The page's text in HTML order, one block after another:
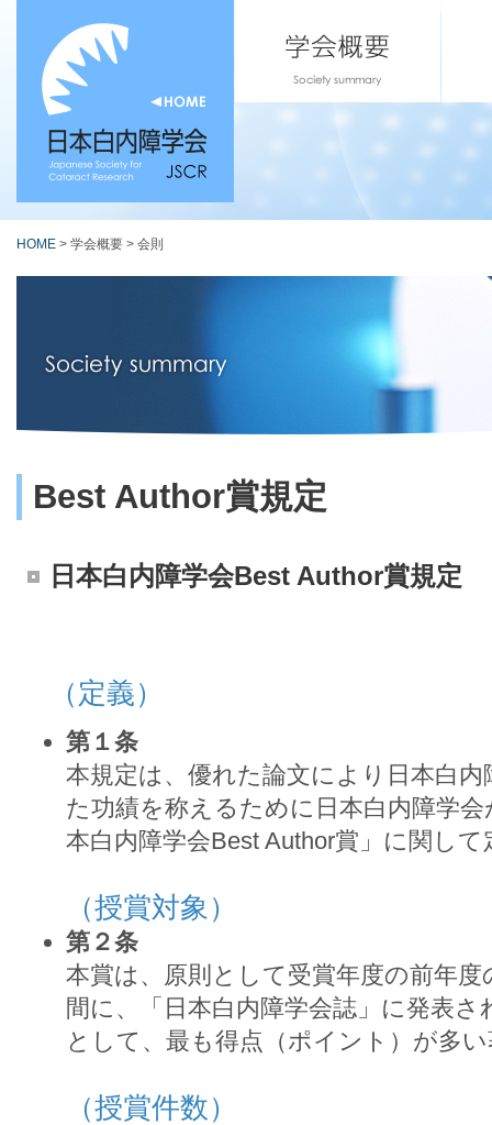
HOME > 学会概要 > 会則
Best Author賞規定
日本白内障学会Best Author賞規定
（定義）
第１条
本規定は、優れた論文により日本白
た功績を称えるために日本白内障学
本白内障学会Best Author賞」に関して
（授賞対象）
第２条
本賞は、原則として受賞年度の前年
間に、「日本白内障学会誌」に発表
として、最も得点（ポイント）が多
（授賞件数）